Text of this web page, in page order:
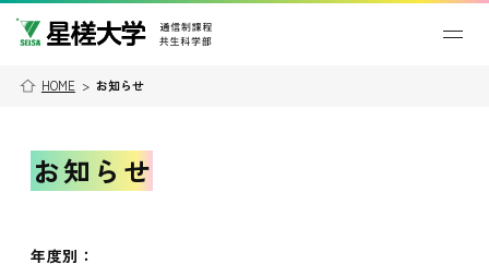
HOME > お知らせ
お知らせ
年度別 ：